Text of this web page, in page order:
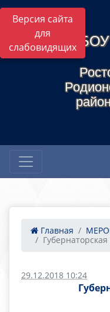
Версия сайта
для
слабовидящих
Главная
Губернаторская
29.12.2018 10:24